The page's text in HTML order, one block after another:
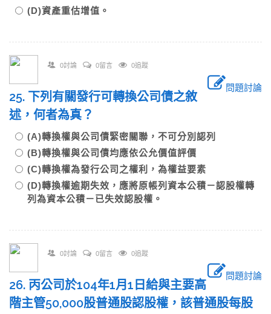
(D)資產重估增值。
0討論 0留言 0追蹤
問題討論
25. 下列有關發行可轉換公司債之敘
述，何者為真？
(A)轉換權與公司債緊密關聯，不可分別認列
(B)轉換權與公司債均應依公允價值評價
(C)轉換權為發行公司之權利，為權益要素
(D)轉換權逾期失效，應將原帳列資本公積－認股權轉
列為資本公積－已失效認股權。
0討論 0留言 0追蹤
問題討論
26. 丙公司於104年1月1日給與主要高
階主管50,000股普通股認股權，該普通股每股